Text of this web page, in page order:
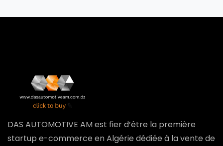
DAS AUTOMOTIVE AM est fier d’être la première
startup e-commerce en Algérie dédiée à la vente de